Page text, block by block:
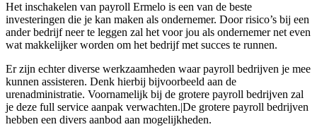
Het inschakelen van payroll Ermelo is een van de beste
investeringen die je kan maken als ondernemer. Door risico’s bij een
ander bedrijf neer te leggen zal het voor jou als ondernemer net even
wat makkelijker worden om het bedrijf met succes te runnen.
Er zijn echter diverse werkzaamheden waar payroll bedrijven je mee
kunnen assisteren. Denk hierbij bijvoorbeeld aan de
urenadministratie. Voornamelijk bij de grotere payroll bedrijven zal
je deze full service aanpak verwachten.|De grotere payroll bedrijven
hebben een divers aanbod aan mogelijkheden.